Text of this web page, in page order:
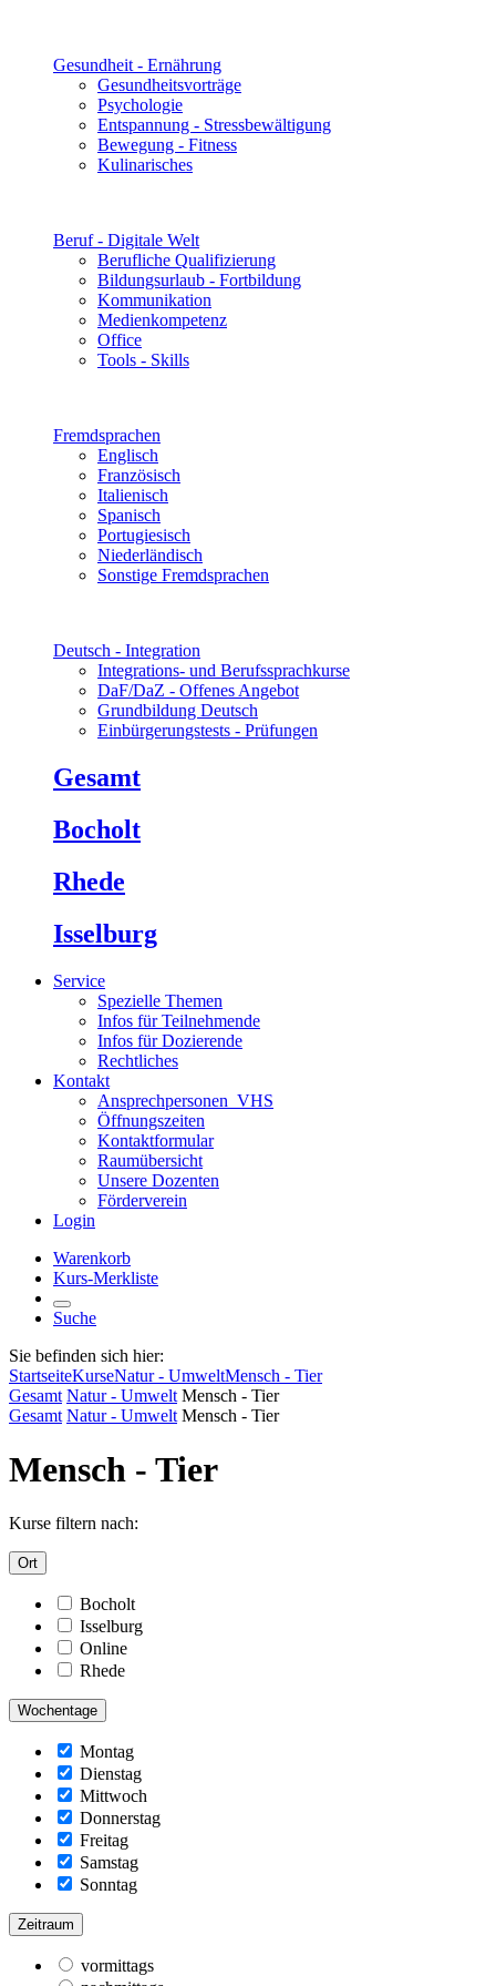
Gesundheit - Ernährung
Gesundheitsvorträge
Psychologie
Entspannung - Stressbewältigung
Bewegung - Fitness
Kulinarisches
Beruf - Digitale Welt
Berufliche Qualifizierung
Bildungsurlaub - Fortbildung
Kommunikation
Medienkompetenz
Office
Tools - Skills
Fremdsprachen
Englisch
Französisch
Italienisch
Spanisch
Portugiesisch
Niederländisch
Sonstige Fremdsprachen
Deutsch - Integration
Integrations- und Berufssprachkurse
DaF/DaZ - Offenes Angebot
Grundbildung Deutsch
Einbürgerungstests - Prüfungen
Gesamt
Bocholt
Rhede
Isselburg
Service
Spezielle Themen
Infos für Teilnehmende
Infos für Dozierende
Rechtliches
Kontakt
Ansprechpersonen_VHS
Öffnungszeiten
Kontaktformular
Raumübersicht
Unsere Dozenten
Förderverein
Login
Warenkorb
Kurs-Merkliste
Suche
Sie befinden sich hier:
StartseiteKurseNatur - UmweltMensch - Tier
Gesamt Natur - Umwelt Mensch - Tier
Gesamt Natur - Umwelt Mensch - Tier
Mensch - Tier
Kurse filtern nach:
Ort
Bocholt
Isselburg
Online
Rhede
Wochentage
Montag
Dienstag
Mittwoch
Donnerstag
Freitag
Samstag
Sonntag
Zeitraum
vormittags